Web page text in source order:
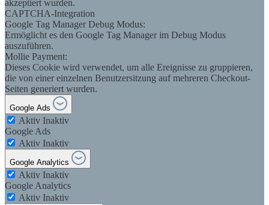
akzeptiert wurden.
CAPTCHA-Integration
Google Tag Manager Debug Modus:
Ermöglicht es den Google Tag Manager im Debug Modus
auszuführen.
Mollie Payment:
Dieses Cookie wird verwendet, um alle Ereignisse zu gruppieren,
die von einer einzelnen Benutzersitzung auf mehreren Checkout-
Seiten generiert wurden.
Google Ads
Aktiv Inaktiv
Google Ads
Aktiv Inaktiv
Google Analytics
Aktiv Inaktiv
Google Analytics
Aktiv Inaktiv